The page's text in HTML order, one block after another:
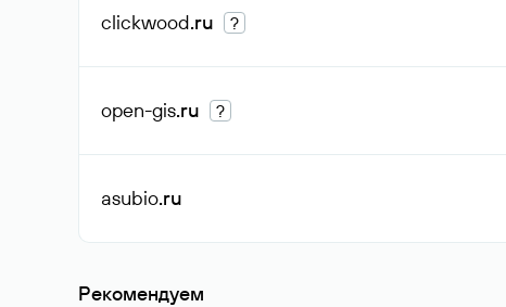
clickwood.ru ?
open-gis.ru ?
asubio.ru
Рекомендуем